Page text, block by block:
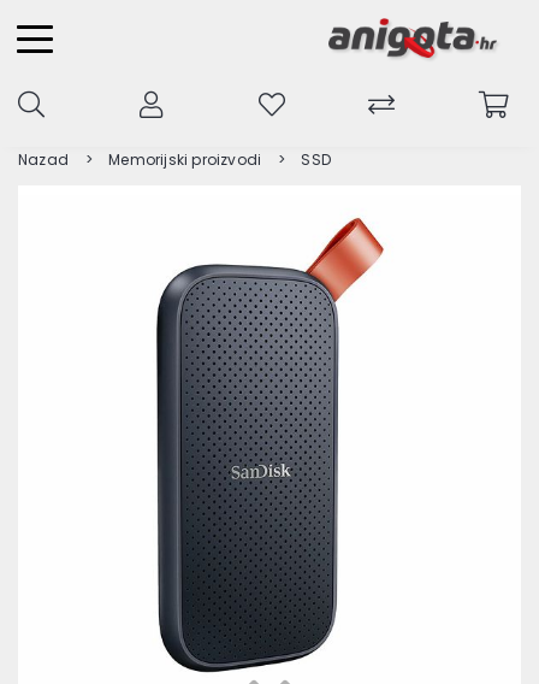
Nazad Memorijski proizvodi SSD